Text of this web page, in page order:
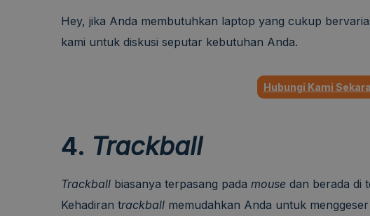
Hey, jika Anda membutuhkan laptop yang cukup
kami untuk diskusi seputar kebutuhan Anda.
Hubungi Kami
4. Trackball
Trackball biasanya terpasang pada mouse dan berada di
Kehadiran trackball memudahkan Anda untuk